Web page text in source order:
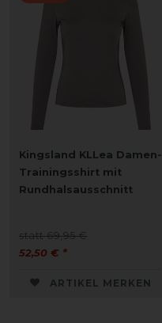
Kingsland KLLea Damen-
Trainingsshirt mit
Rundhalsausschnitt
statt 69,95 €
52,50 € *
ARTIKEL MERKEN